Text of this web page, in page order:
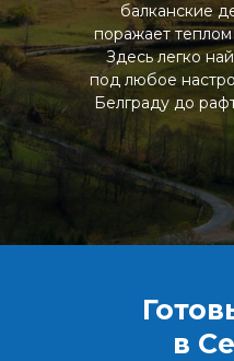
балканские
поражает
Здесь легко
под любое
Белграду до
в